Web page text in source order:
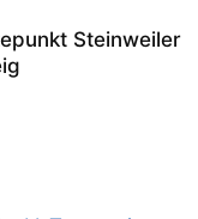
Steinweiler